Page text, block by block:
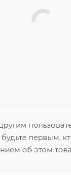
первым,
об этом